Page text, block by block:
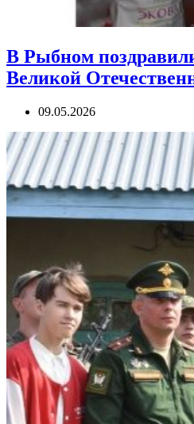
В Рыбном
Великой
09.05.2026